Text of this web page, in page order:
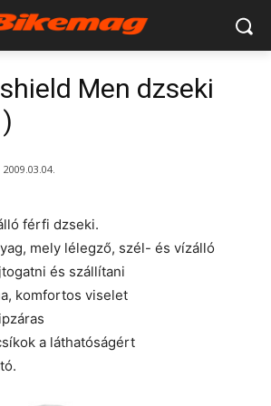
Men dzseki
2009.03.04.
férfi dzseki.
mely lélegző, szél- és vízálló
és szállítani
komfortos viselet
a láthatóságért